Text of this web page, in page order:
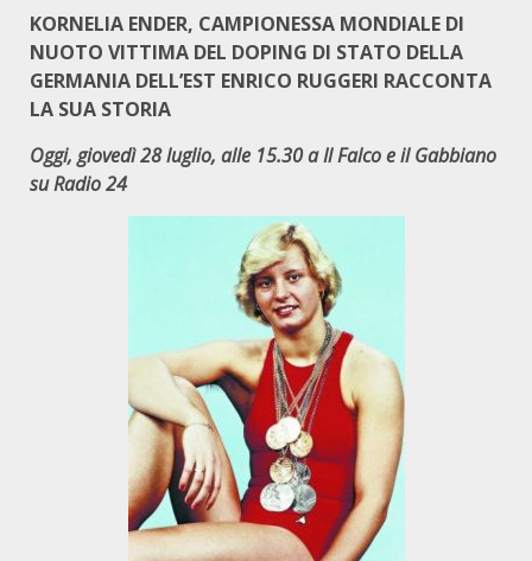
KORNELIA ENDER, CAMPIONESSA MONDIALE DI
NUOTO VITTIMA DEL DOPING DI STATO DELLA
GERMANIA DELL’EST ENRICO RUGGERI RACCONTA
LA SUA STORIA
Oggi, giovedì 28 luglio, alle 15.30 a Il Falco e il Gabbiano
su Radio 24